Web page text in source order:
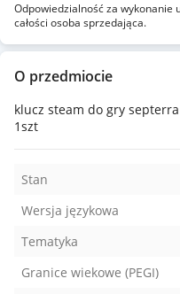
Odpowiedzialność za wykonanie
całości osoba sprzedająca.
O przedmiocie
klucz steam do gry
1szt
Stan
Wersja językowa
Tematyka
Granice wiekowe (PEGI)